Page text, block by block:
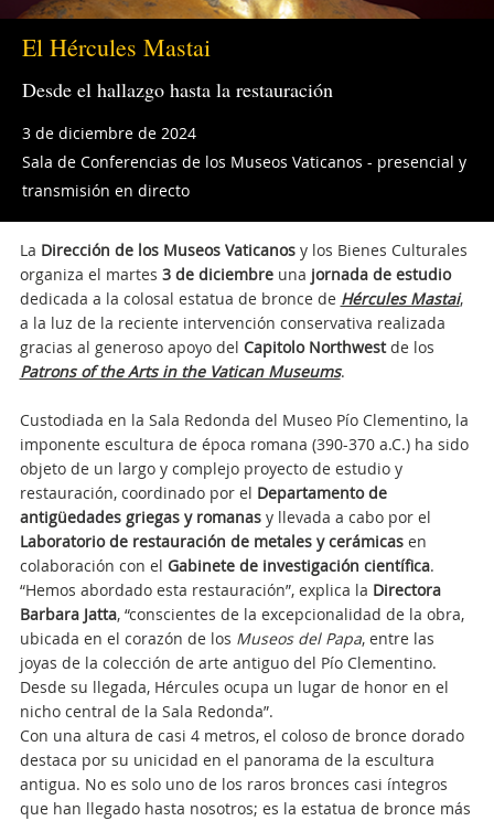
El Hércules Mastai
Desde el hallazgo hasta la restauración
3 de diciembre de 2024
Sala de Conferencias de los Museos Vaticanos - presencial y
transmisión en directo
La Dirección de los Museos Vaticanosy los Bienes Culturales
organiza el martes 3 de diciembreuna jornada de estudio
dedicada a la colosal estatua de bronce de Hércules Mastai,
a la luz de la reciente intervención conservativa realizada
gracias al generoso apoyo del Capitolo Northwestde los
Patrons of the Arts in the Vatican Museums.
Custodiada en la Sala Redonda del Museo Pío Clementino, la
imponente escultura de época romana (390-370 a.C.) ha sido
objeto de un largo y complejo proyecto de estudio y
restauración, coordinado por el Departamento de
antigüedades griegas y romanasy llevada a cabo por el
Laboratorio de restauración de metales y cerámicasen
colaboración con el Gabinete de investigación científica.
“Hemos abordado esta restauración”, explica la Directora
Barbara Jatta, “conscientes de la excepcionalidad de la obra,
ubicada en el corazón de los Museos del Papa, entre las
joyas de la colección de arte antiguo del Pío Clementino.
Desde su llegada, Hércules ocupa un lugar de honor en el
nicho central de la Sala Redonda”.
Con una altura de casi 4 metros, el coloso de bronce dorado
destaca por su unicidad en el panorama de la escultura
antigua. No es solo uno de los raros bronces casi íntegros
que han llegado hasta nosotros; es la estatua de bronce más